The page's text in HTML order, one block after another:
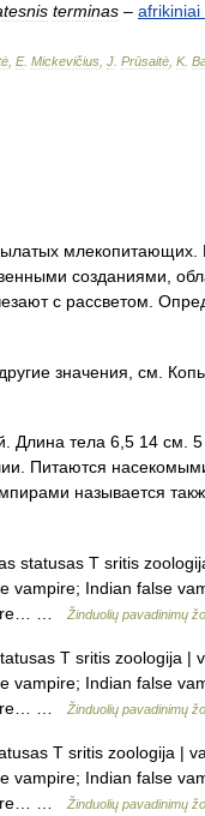
terminas – afrikiniai
E. Mickevičius J Prūsaitė K.
млекопитающих.
созданиями,
с рассветом.
значения, см.
Длина тела 6,5 14 см.
Питаются
называется
statusas T sritis
Indian false
…
Žinduolių pavadinimų
T sritis zoologija |
Indian false
…
Žinduolių pavadinimų
T sritis zoologija |
Indian false
…
Žinduolių pavadinimų